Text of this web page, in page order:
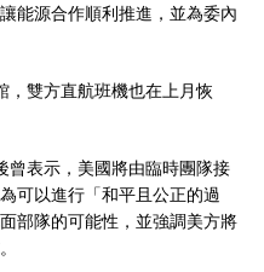
能源合作順利推進，並為委內
，雙方直航班機也在上月恢
曾表示，美國將由臨時團隊接
可以進行「和平且公正的過
部隊的可能性，並強調美方將